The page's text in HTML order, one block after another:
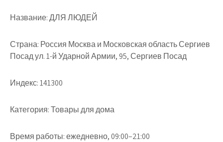
Название: ДЛЯ ЛЮДЕЙ
Страна: Россия Москва и Московская область Сергиев
Посад ул. 1-й Ударной Армии, 95, Сергиев Посад
Индекс: 141300
Категория: Товары для дома
Время работы: ежедневно, 09:00–21:00